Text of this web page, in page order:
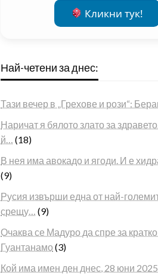
Кликни тук!
Най-четени за днес:
Тази вечер в „Грехове и рози“:
Наричат я бялото злато за
й…
(18)
В нея има авокадо и ягоди. И е
(9)
Русия извърши една от най-
срещу…
(9)
Очаква се Мадуро да спре за
Гуантанамо (3)
Кой има имен ден днес, 28 юни 2025